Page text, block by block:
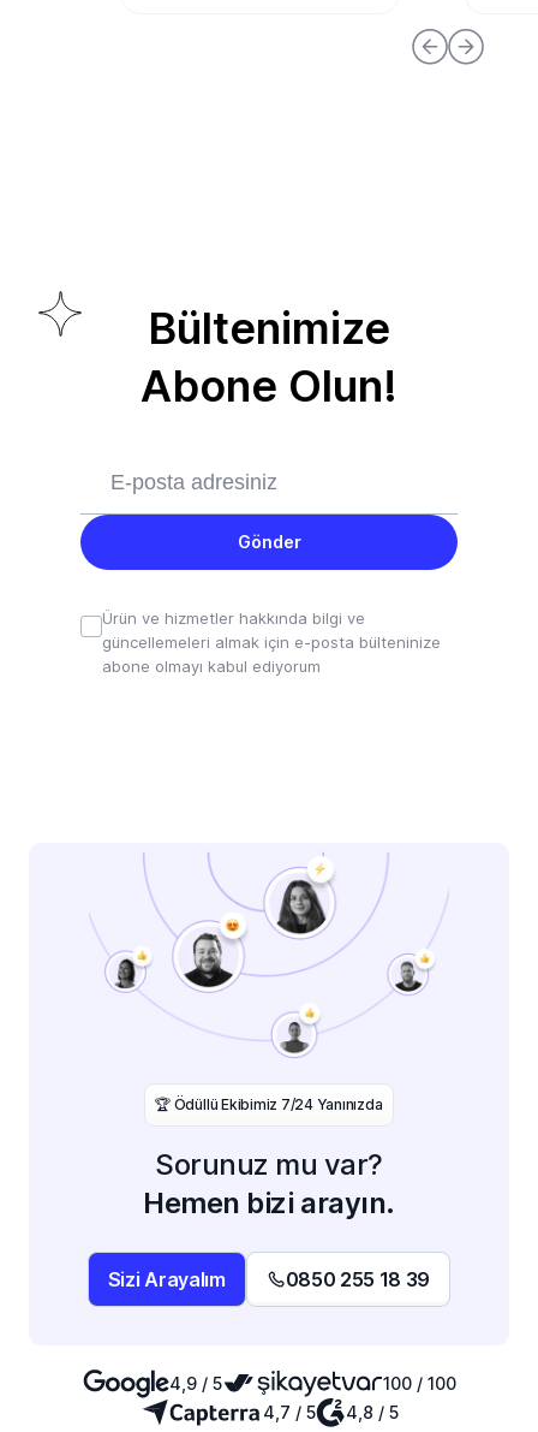
Bültenimize
Abone Olun!
Gönder
Ürün ve hizmetler hakkında bilgi ve
güncellemeleri almak için e-posta bülteninize
abone olmayı kabul ediyorum
️🏆 Ödüllü Ekibimiz 7/24 Yanınızda
Sorunuz mu var?
Hemen bizi arayın.
Sizi Arayalım 0850 255 18 39
4,9 / 5
100 / 100
4,7 / 5
4,8 / 5